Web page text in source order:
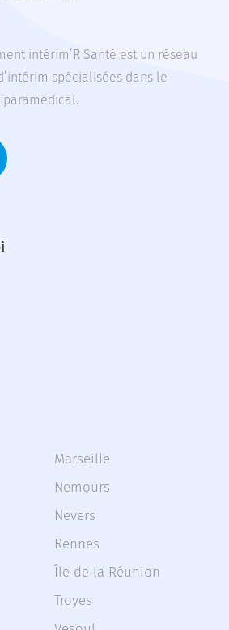
intérim’R Santé est un réseau
spécialisées dans le
Marseille
Nemours
Nevers
Rennes
Île de la Réunion
Troyes